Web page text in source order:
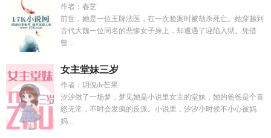
作者：春芝
前世，她是一位王牌法医，在一次验案时被劫杀死亡。她穿越到
古代大魏一位同名的悲惨女子身上，却遭遇了诬陷入狱。凭借
曾...
女主堂妹三岁
作者：玥倪de芒果
汐汐做了一场梦，梦见她是小说里女主的堂妹，她的爸爸是个喜
怒无常，不时会发疯的反派。小说里，汐汐小时候不小心被妈
妈...